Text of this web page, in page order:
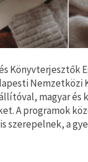
Könyvterjesztők
Nemzetközi
magyar
A programok
szerepelnek, a